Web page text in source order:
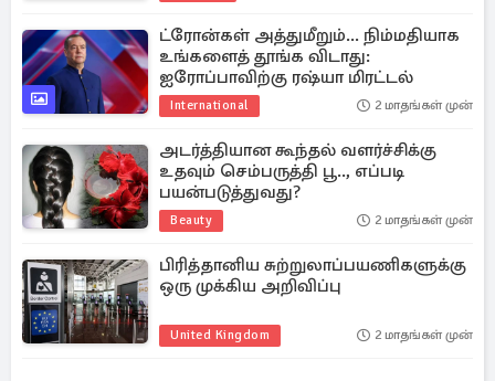
ட்ரோன்கள் அத்துமீறும்... நிம்மதியாக
உங்களைத் தூங்க விடாது:
ஐரோப்பாவிற்கு ரஷ்யா மிரட்டல்
International 2 மாதங்கள் முன்
அடர்த்தியான கூந்தல் வளர்ச்சிக்கு
உதவும் செம்பருத்தி பூ.., எப்படி
பயன்படுத்துவது?
Beauty 2 மாதங்கள் முன்
பிரித்தானிய சுற்றுலாப்பயணிகளுக்கு
ஒரு முக்கிய அறிவிப்பு
United Kingdom 2 மாதங்கள் முன்